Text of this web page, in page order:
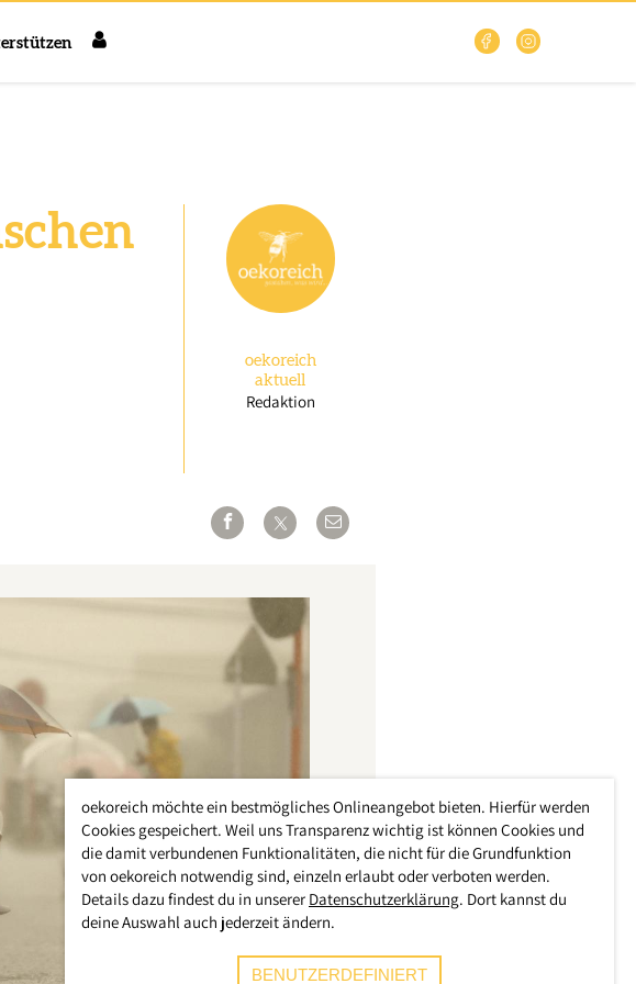
oekoreich
aktuell
Redaktion
oekoreich möchte ein bestmögliches Onlineangebot bieten. Hierfür werden
Cookies gespeichert. Weil uns Transparenz wichtig ist können Cookies und
die damit verbundenen Funktionalitäten, die nicht für die Grundfunktion
von oekoreich notwendig sind, einzeln erlaubt oder verboten werden.
Details dazu findest du in unserer Datenschutzerklärung. Dort kannst du
deine Auswahl auch jederzeit ändern.
BENUTZERDEFINIERT